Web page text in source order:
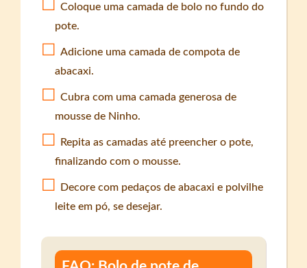
Coloque uma camada de bolo no fundo do
pote.
Adicione uma camada de compota de
abacaxi.
Cubra com uma camada generosa de
mousse de Ninho.
Repita as camadas até preencher o pote,
finalizando com o mousse.
Decore com pedaços de abacaxi e polvilhe
leite em pó, se desejar.